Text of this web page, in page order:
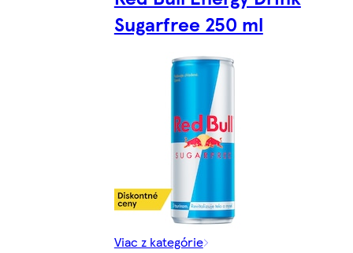
Sugarfree 250 ml
Viac z kategórie